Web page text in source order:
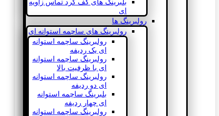
بلبرینگ های کف گرد تماس زاویه
ای
رولبرینگ ها
رولبرینگ های ساچمه استوانه ای
رولبرینگ ساچمه استوانه
ای یک ردیفه
رولبرینگ ساچمه استوانه
ای با ظرفیت بالا
رولبرینگ ساچمه استوانه
ای دو ردیفه
بلبرینگ ساچمه استوانه
ای چهار ردیفه
رولبرینگ ساچمه استوانه